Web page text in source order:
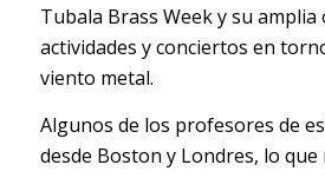
Tubala Brass Week y su amplia
actividades y conciertos en
viento metal.
Algunos de los profesores de
desde Boston y Londres, lo